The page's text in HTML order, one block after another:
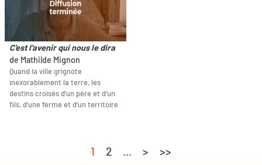
C'est l'avenir qui nous le dira
de Mathilde Mignon
Quand la ville grignote
inexorablement la terre, les
destins croisés d'un père et d'un
fils, d'une ferme et d'un territoire
1 2 ... > >>